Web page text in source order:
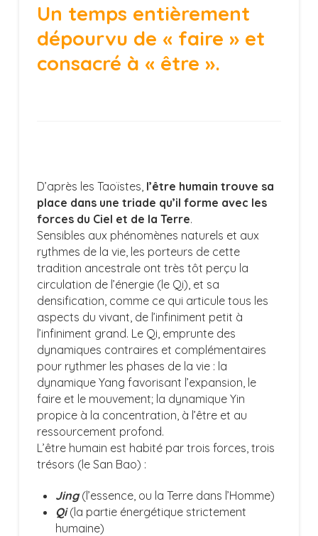
Un temps entièrement
dépourvu de « faire » et
consacré à « être ».
D’après les Taoïstes, l’être humain trouve sa
place dans une triade qu’il forme avec les
forces du Ciel et de la Terre.
Sensibles aux phénomènes naturels et aux
rythmes de la vie, les porteurs de cette
tradition ancestrale ont très tôt perçu la
circulation de l’énergie (le Qi), et sa
densification, comme ce qui articule tous les
aspects du vivant, de l’infiniment petit à
l’infiniment grand. Le Qi, emprunte des
dynamiques contraires et complémentaires
pour rythmer les phases de la vie : la
dynamique Yang favorisant l’expansion, le
faire et le mouvement; la dynamique Yin
propice à la concentration, à l’être et au
ressourcement profond.
L’être humain est habité par trois forces, trois
trésors (le San Bao) :
Jing(l’essence, ou la Terre dans l’Homme)
Qi(la partie énergétique strictement
humaine)